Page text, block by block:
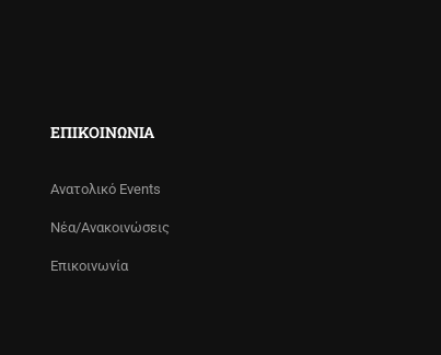
ΕΠΙΚΟΙΝΩΝΊΑ
Ανατολικό Events
Νέα/Ανακοινώσεις
Επικοινωνία